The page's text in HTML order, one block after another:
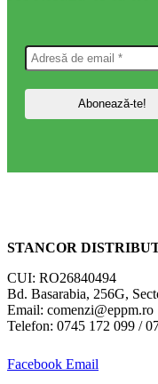
STANCOR
CUI: RO26840494
Bd. Basarabia, 256G,
Email: comenzi@eppm.ro
Telefon: 0745 172 099 /
Facebook Email